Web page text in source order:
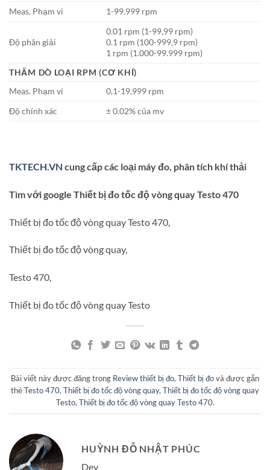
Meas. Phạm vi
1-99.999 rpm
Độ phân giải
0.01 rpm (1-99,99 rpm)
0.1 rpm (100-999,9 rpm)
1 rpm (1.000-99.999 rpm)
THĂM DÒ LOẠI RPM (CƠ KHÍ)
Meas. Phạm vi
0,1-19,999 rpm
Độ chính xác
± 0.02% của mv
TKTECH.VN cung cấp các loại máy đo, phân tích khí thải
Tìm với google Thiết bị đo tốc độ vòng quay Testo 470
Thiết bị đo tốc độ vòng quay Testo 470,
Thiết bị đo tốc độ vòng quay,
Testo 470,
Thiết bị đo tốc độ vòng quay Testo
Bài viết này được đăng trong Review thiết bị đo,Thiết bị đovà được gắn
thẻTesto 470,Thiết bị đo tốc độ vòng quay,Thiết bị đo tốc độ vòng quay
Testo,Thiết bị đo tốc độ vòng quay Testo 470.
HUỲNH ĐỖ NHẬT PHÚC
Dev